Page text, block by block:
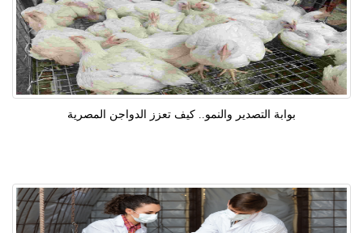
بوابة التصدير والنمو.. كيف تعزز الدواجن المصرية